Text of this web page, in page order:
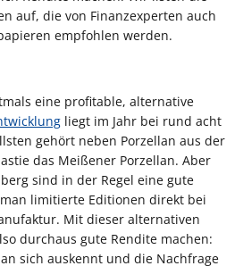
auf, die von Finanzexperten auch
empfohlen werden.
eine profitable, alternative
liegt im Jahr bei rund acht
gehört neben Porzellan aus der
das Meißener Porzellan. Aber
sind in der Regel eine gute
limitierte Editionen direkt bei
Mit dieser alternativen
durchaus gute Rendite machen:
sich auskennt und die Nachfrage